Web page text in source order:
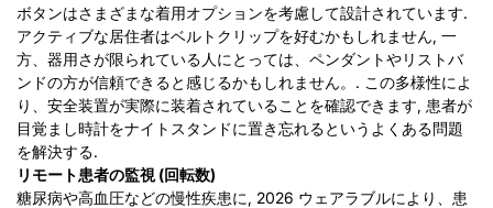
ボタンはさまざまな着用オプションを考慮して設計されています.
アクティブな居住者はベルトクリップを好むかもしれません, 一
方、器用さが限られている人にとっては、ペンダントやリストバ
ンドの方が信頼できると感じるかもしれません。. この多様性によ
り、安全装置が実際に装着されていることを確認できます, 患者が
目覚まし時計をナイトスタンドに置き忘れるというよくある問題
を解決する.
リモート患者の監視 (回転数)
糖尿病や高血圧などの慢性疾患に, 2026 ウェアラブルにより、患